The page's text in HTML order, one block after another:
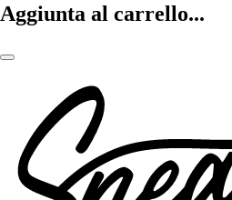
Aggiunta al carrello...